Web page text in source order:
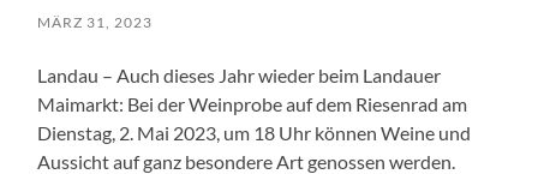
MÄRZ 31, 2023
Landau – Auch dieses Jahr wieder beim Landauer
Maimarkt: Bei der Weinprobe auf dem Riesenrad am
Dienstag, 2. Mai 2023, um 18 Uhr können Weine und
Aussicht auf ganz besondere Art genossen werden.